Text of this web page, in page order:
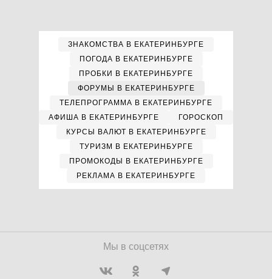
ЗНАКОМСТВА В ЕКАТЕРИНБУРГЕ
ПОГОДА В ЕКАТЕРИНБУРГЕ
ПРОБКИ В ЕКАТЕРИНБУРГЕ
ФОРУМЫ В ЕКАТЕРИНБУРГЕ
ТЕЛЕПРОГРАММА В ЕКАТЕРИНБУРГЕ
АФИША В ЕКАТЕРИНБУРГЕ
ГОРОСКОП
КУРСЫ ВАЛЮТ В ЕКАТЕРИНБУРГЕ
ТУРИЗМ В ЕКАТЕРИНБУРГЕ
ПРОМОКОДЫ В ЕКАТЕРИНБУРГЕ
РЕКЛАМА В ЕКАТЕРИНБУРГЕ
Мы в соцсетях